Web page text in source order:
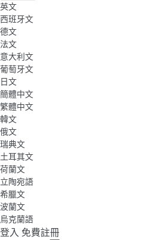
英文
西班牙文
德文
法文
意大利文
葡萄牙文
日文
簡體中文
繁體中文
韓文
俄文
瑞典文
土耳其文
荷蘭文
立陶宛語
希臘文
波蘭文
烏克蘭語
登入 免費註冊